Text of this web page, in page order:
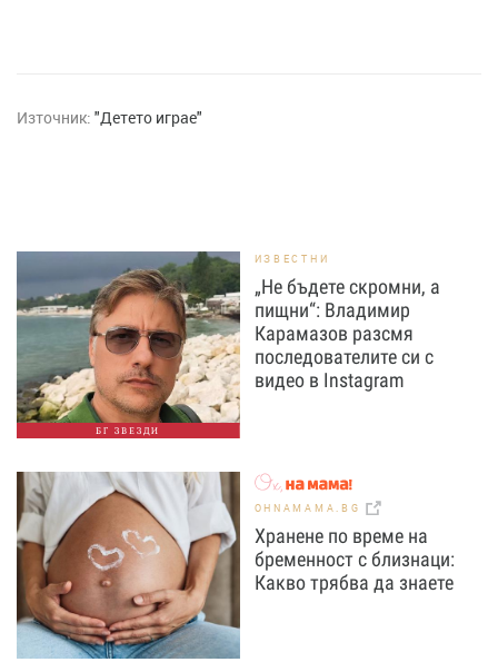
Източник: "Детето играе"
БГ ЗВЕЗДИ
ИЗВЕСТНИ
„Не бъдете скромни, а
пищни“: Владимир
Карамазов разсмя
последователите си с
видео в Instagram
OHNAMAMA.BG
Хранене по време на
бременност с близнаци:
Какво трябва да знаете